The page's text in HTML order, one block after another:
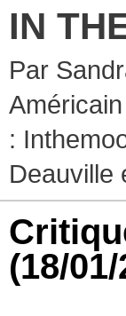
IN
Par
:
Deauville
(18/